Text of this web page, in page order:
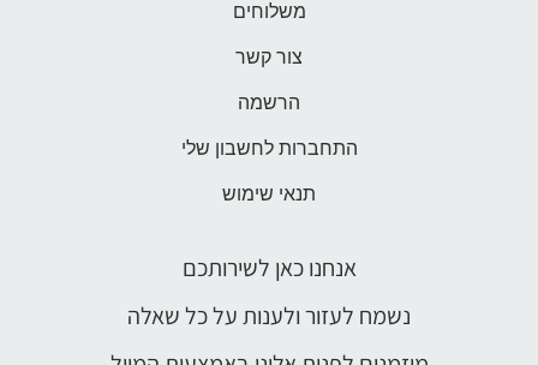
משלוחים
צור קשר
הרשמה
התחברות לחשבון שלי
תנאי שימוש
אנחנו כאן לשירותכם
נשמח לעזור ולענות על כל שאלה